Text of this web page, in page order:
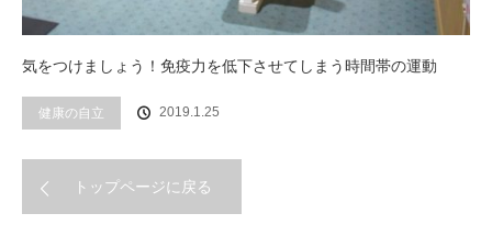
気をつけましょう！免疫力を低下させてしまう時間帯の運動
健康の自立 2019.1.25
トップページに戻る